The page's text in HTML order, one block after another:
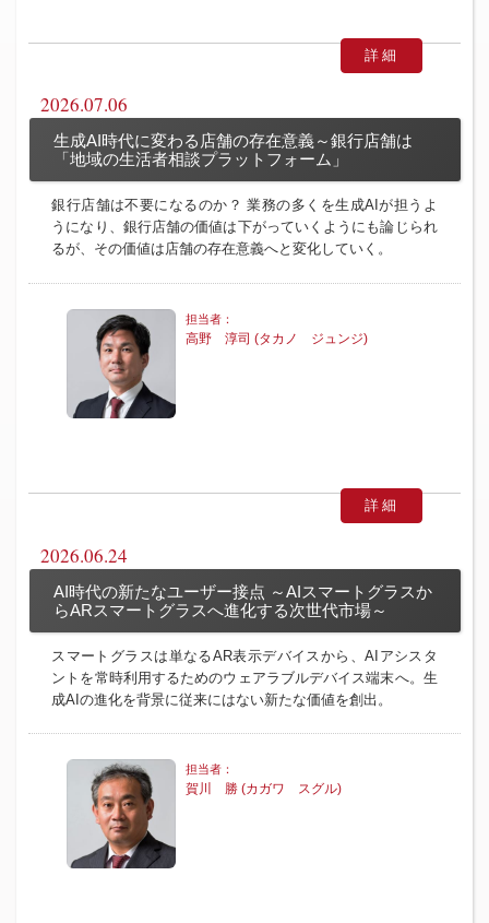
詳細
2026.07.06
生成AI時代に変わる店舗の存在意義～銀行店舗は
「地域の生活者相談プラットフォーム」
銀行店舗は不要になるのか？ 業務の多くを生成AIが担うよ
うになり、銀行店舗の価値は下がっていくようにも論じられ
るが、その価値は店舗の存在意義へと変化していく。
高野 淳司 (タカノ ジュンジ)
詳細
2026.06.24
AI時代の新たなユーザー接点 ～AIスマートグラスか
らARスマートグラスへ進化する次世代市場～
スマートグラスは単なるAR表示デバイスから、AIアシスタ
ントを常時利用するためのウェアラブルデバイス端末へ。生
成AIの進化を背景に従来にはない新たな価値を創出。
賀川 勝 (カガワ スグル)